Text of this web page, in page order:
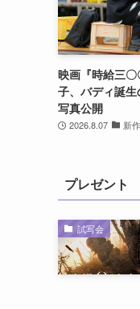
映画『時給三
子、バディ誕
写真公開
2026.8.07 新
プレゼント
試写会